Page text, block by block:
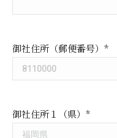
御社住所（郵便番号）*
御社住所１（県）*